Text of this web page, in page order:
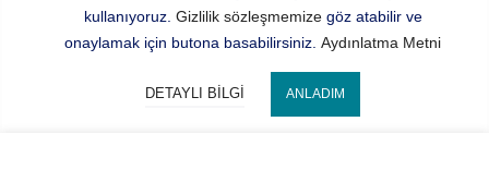
kullanıyoruz. Gizlilik sözleşmemizegöz atabilir ve
onaylamak için butona basabilirsiniz. Aydınlatma Metni
DETAYLI BILGI ANLADIM